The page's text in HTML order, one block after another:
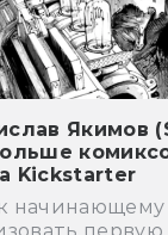
Якимов
Kickstarter
начинающему